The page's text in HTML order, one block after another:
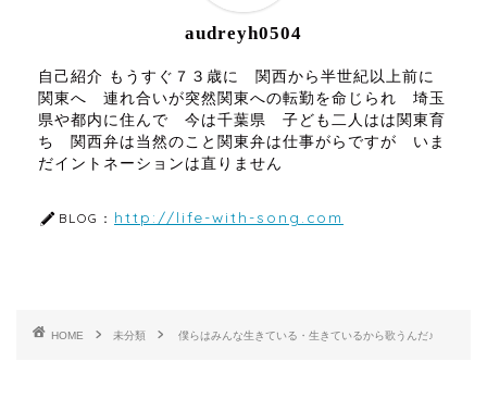
audreyh0504
自己紹介 もうすぐ７３歳に 関西から半世紀以上前に
関東へ 連れ合いが突然関東への転勤を命じられ 埼玉
県や都内に住んで 今は千葉県 子ども二人はは関東育
ち 関西弁は当然のこと関東弁は仕事がらですが いま
だイントネーションは直りません
BLOG： http://life-with-song.com
HOME 未分類 僕らはみんな生きている・生きているから歌うんだ♪